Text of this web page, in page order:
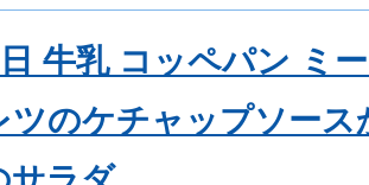
牛乳 コッペパン ミ
ツのケチャップソー